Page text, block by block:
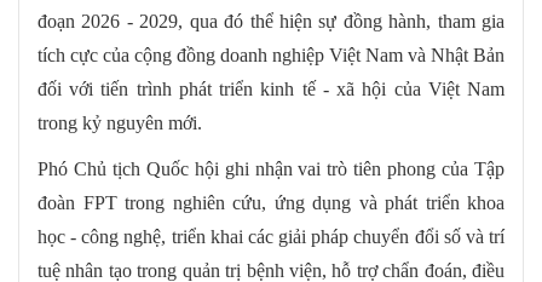
đoạn 2026 - 2029, qua đó thể hiện sự đồng hành, tham gia
tích cực của cộng đồng doanh nghiệp Việt Nam và Nhật Bản
đối với tiến trình phát triển kinh tế - xã hội của Việt Nam
trong kỷ nguyên mới.
Phó Chủ tịch Quốc hội ghi nhận vai trò tiên phong của Tập
đoàn FPT trong nghiên cứu, ứng dụng và phát triển khoa
học - công nghệ, triển khai các giải pháp chuyển đổi số và trí
tuệ nhân tạo trong quản trị bệnh viện, hỗ trợ chẩn đoán, điều